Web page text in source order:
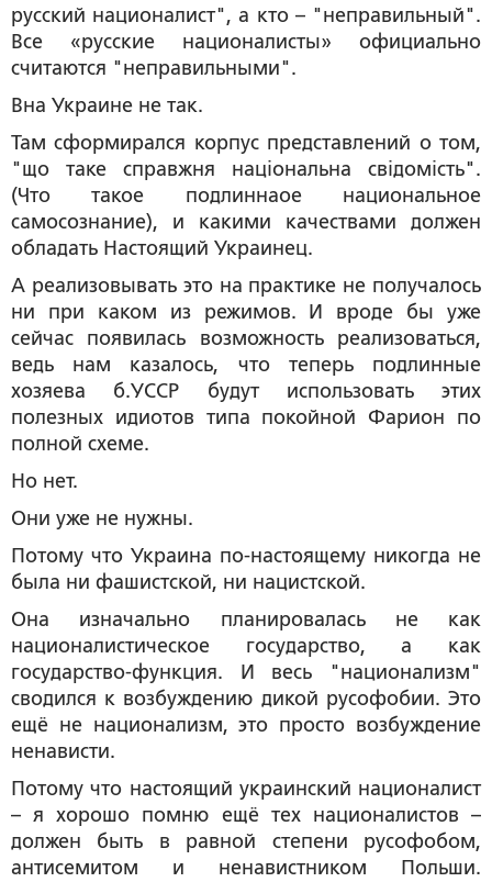
русский националист", а кто – "неправильный".
Все «русские националисты» официально
считаются "неправильными".
Вна Украине не так.
Там сформирался корпус представлений о том,
"що таке справжня нацiональна свiдомiсть".
(Что такое подлиннаое национальное
самосознание), и какими качествами должен
обладать Настоящий Украинец.
А реализовывать это на практике не получалось
ни при каком из режимов. И вроде бы уже
сейчас появилась возможность реализоваться,
ведь нам казалось, что теперь подлинные
хозяева б.УССР будут использовать этих
полезных идиотов типа покойной Фарион по
полной схеме.
Но нет.
Они уже не нужны.
Потому что Украина по-настоящему никогда не
была ни фашистской, ни нацистской.
Она изначально планировалась не как
националистическое государство, а как
государство-функция. И весь "национализм"
сводился к возбуждению дикой русофобии. Это
ещё не национализм, это просто возбуждение
ненависти.
Потому что настоящий украинский националист
– я хорошо помню ещё тех националистов –
должен быть в равной степени русофобом,
антисемитом и ненавистником Польши.